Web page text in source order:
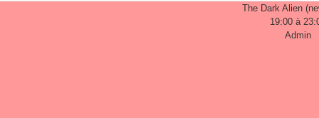
The Dark Alien
19:00 à
Admin